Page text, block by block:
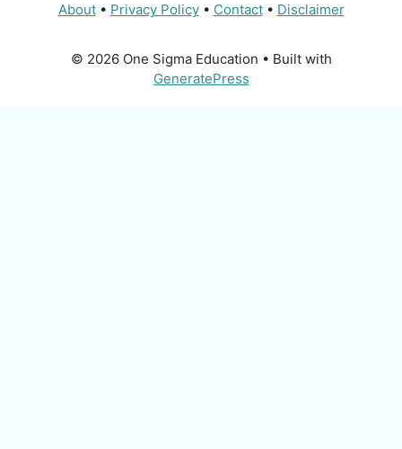
About• Privacy Policy• Contact• Disclaimer
© 2026 One Sigma Education • Built with
GeneratePress